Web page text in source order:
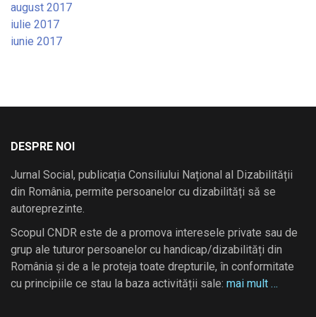
august 2017
iulie 2017
iunie 2017
DESPRE NOI
Jurnal Social, publicația Consiliului Național al Dizabilității
din România, permite persoanelor cu dizabilități să se
autoreprezinte.
Scopul CNDR este de a promova interesele private sau de
grup ale tuturor persoanelor cu handicap/dizabilități din
România și de a le proteja toate drepturile, în conformitate
cu principiile ce stau la baza activității sale: mai mult …